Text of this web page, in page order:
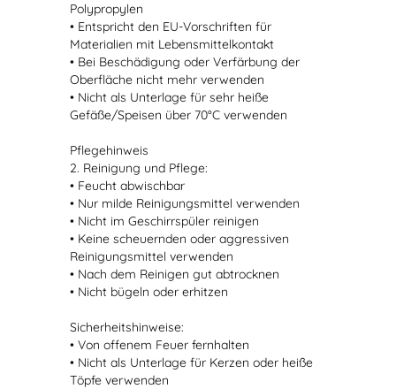
Polypropylen
• Entspricht den EU-Vorschriften für
Materialien mit Lebensmittelkontakt
• Bei Beschädigung oder Verfärbung der
Oberfläche nicht mehr verwenden
• Nicht als Unterlage für sehr heiße
Gefäße/Speisen über 70°C verwenden
Pflegehinweis
2. Reinigung und Pflege:
• Feucht abwischbar
• Nur milde Reinigungsmittel verwenden
• Nicht im Geschirrspüler reinigen
• Keine scheuernden oder aggressiven
Reinigungsmittel verwenden
• Nach dem Reinigen gut abtrocknen
• Nicht bügeln oder erhitzen
Sicherheitshinweise:
• Von offenem Feuer fernhalten
• Nicht als Unterlage für Kerzen oder heiße
Töpfe verwenden